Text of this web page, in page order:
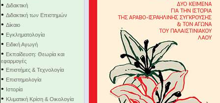
• Διδακτική
• Διδακτική των Επιστημών
• Δίκαιο
• Εγκληματολογία
• Ειδική Αγωγή
• Εκπαίδευση: Θεωρία και
εφαρμογές
• Επιστήμες & Τεχνολογία
• Επιστημολογία
• Ιστορία
• Κλιματική Κρίση & Οικολογία